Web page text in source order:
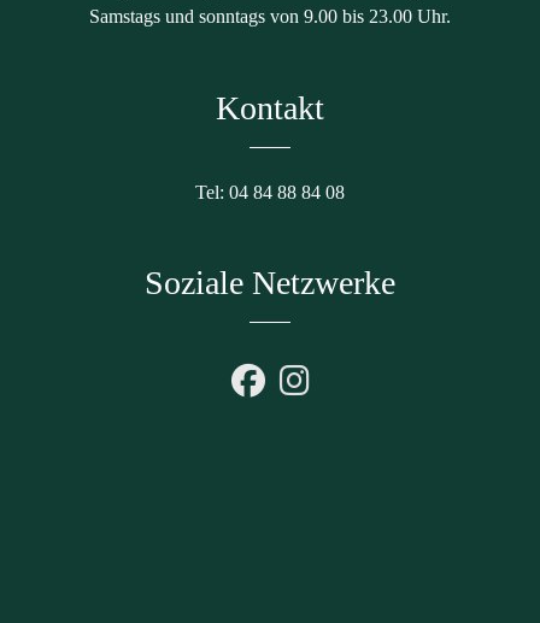
Samstags und sonntags von 9.00 bis 23.00 Uhr.
Kontakt
Tel: 04 84 88 84 08
Soziale Netzwerke
fab fa-facebook
fab fa-instagram